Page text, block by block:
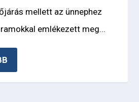
mellett az ünnephez
emlékezett meg...